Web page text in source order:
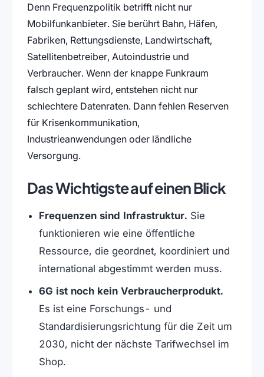
Denn Frequenzpolitik betrifft nicht nur
Mobilfunkanbieter. Sie berührt Bahn, Häfen,
Fabriken, Rettungsdienste, Landwirtschaft,
Satellitenbetreiber, Autoindustrie und
Verbraucher. Wenn der knappe Funkraum
falsch geplant wird, entstehen nicht nur
schlechtere Datenraten. Dann fehlen Reserven
für Krisenkommunikation,
Industrieanwendungen oder ländliche
Versorgung.
Das Wichtigste auf einen Blick
Frequenzen sind Infrastruktur. Sie
funktionieren wie eine öffentliche
Ressource, die geordnet, koordiniert und
international abgestimmt werden muss.
6G ist noch kein Verbraucherprodukt.
Es ist eine Forschungs- und
Standardisierungsrichtung für die Zeit um
2030, nicht der nächste Tarifwechsel im
Shop.